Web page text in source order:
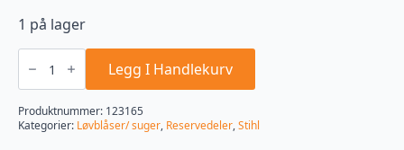
1 på lager
Starthus
med
startmekanisme
42821900303
antall
Legg I Handlekurv
Produktnummer: 123165
Kategorier: Løvblåser/ suger, Reservedeler,Stihl